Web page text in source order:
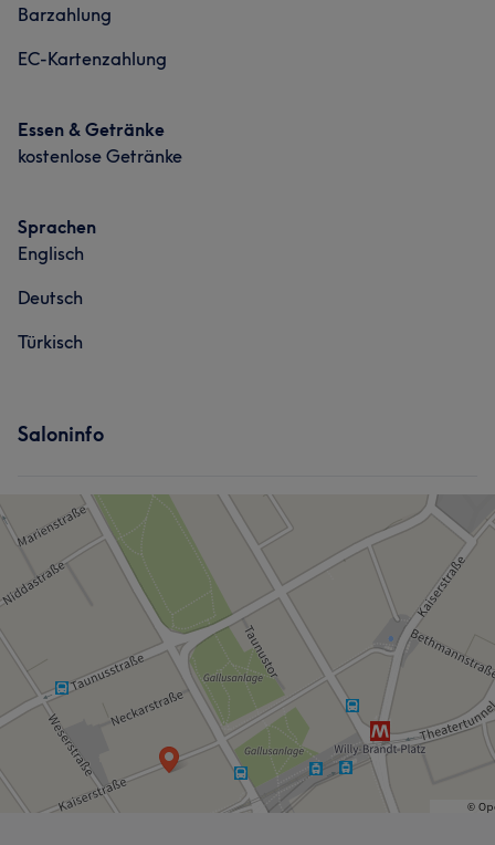
Barzahlung
EC-Kartenzahlung
Essen & Getränke
kostenlose Getränke
Sprachen
Englisch
Deutsch
Türkisch
Saloninfo